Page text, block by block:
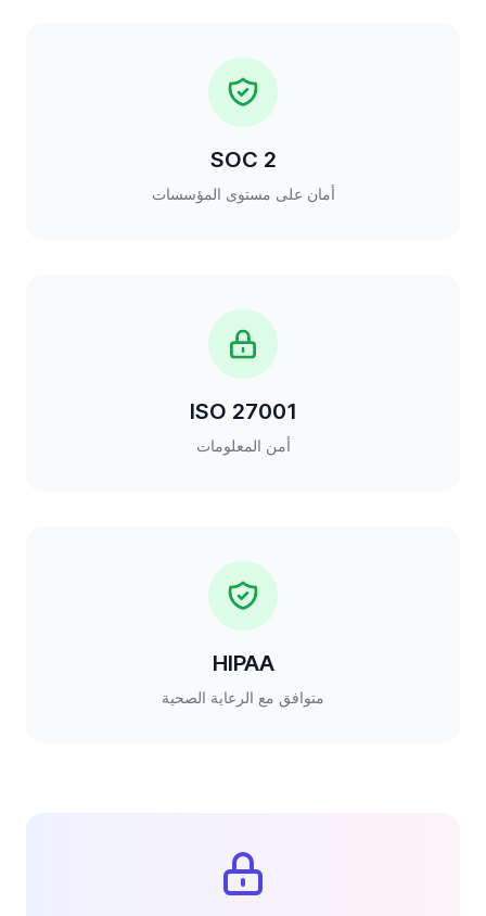
SOC 2
أمان على مستوى المؤسسات
ISO 27001
أمن المعلومات
HIPAA
متوافق مع الرعاية الصحية